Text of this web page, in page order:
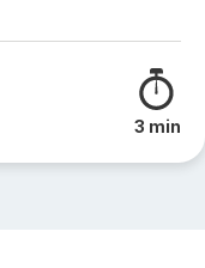
3 min